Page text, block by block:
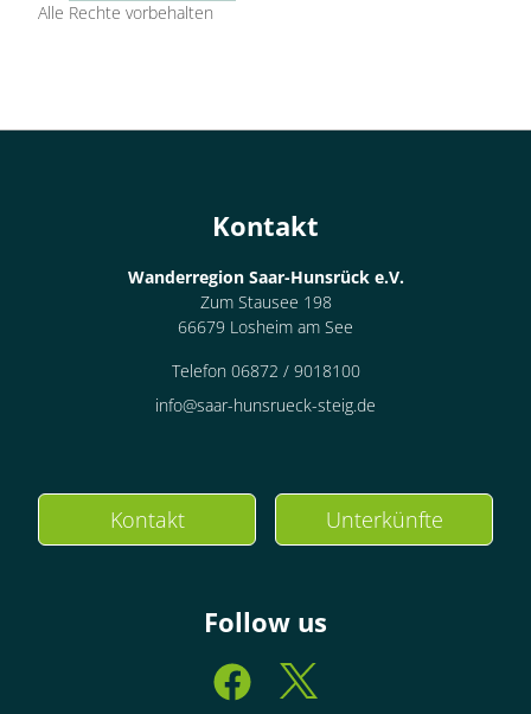
Alle Rechte vorbehalten
Kontakt
Wanderregion Saar-Hunsrück e.V.
Zum Stausee 198
66679 Losheim am See
Telefon 06872 / 9018100
info@saar-hunsrueck-steig.de
Kontakt Unterkünfte
Follow us